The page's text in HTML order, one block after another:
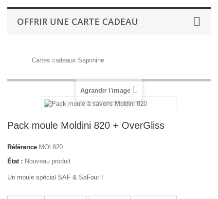
OFFRIR UNE CARTE CADEAU
Cartes cadeaux Saponine
Agrandir l'image
Pack moule Moldini 820 + OverGliss
Référence MOL820
État : Nouveau produit
Un moule spécial SAF & SaFour !